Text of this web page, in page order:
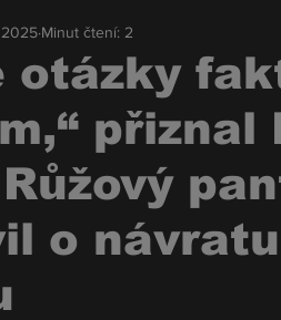
otázky
přiznal
o
2025 Minut čtení: 2